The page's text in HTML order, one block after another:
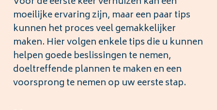
moeilijke ervaring zijn, maar een paar tips
kunnen het proces veel gemakkelijker
maken. Hier volgen enkele tips die u kunnen
helpen goede beslissingen te nemen,
doeltreffende plannen te maken en een
voorsprong te nemen op uw eerste stap.